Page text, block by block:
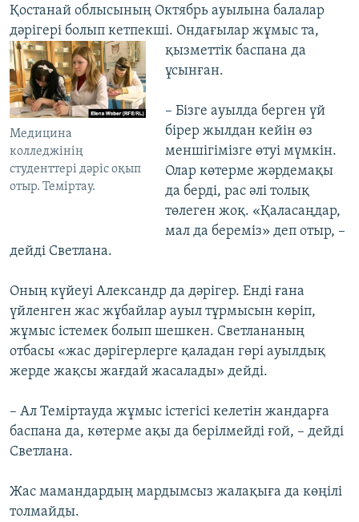
Қостанай облысының Октябрь ауылына балалар
дәрігері болып кетпекші. Ондағылар жұмыс та,
Медицина
колледжінің
студенттері дәріс оқып
отыр. Теміртау.
қызметтік баспана да
ұсынған.
– Бізге ауылда берген үй
бірер жылдан кейін өз
меншігімізге өтуі мүмкін.
Олар көтерме жәрдемақы
да берді, рас әлі толық
төлеген жоқ. «Қаласаңдар,
мал да береміз» деп отыр, –
дейді Светлана.
Оның күйеуі Александр да дәрігер. Енді ғана
үйленген жас жұбайлар ауыл тұрмысын көріп,
жұмыс істемек болып шешкен. Светлананың
отбасы «жас дәрігерлерге қаладан гөрі ауылдық
жерде жақсы жағдай жасалады» дейді.
– Ал Теміртауда жұмыс істегісі келетін жандарға
баспана да, көтерме ақы да берілмейді ғой, – дейді
Светлана.
Жас мамандардың мардымсыз жалақыға да көңілі
толмайды.